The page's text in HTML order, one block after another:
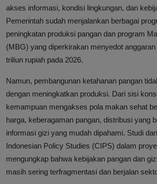
akses informasi, kondisi lingkungan, dan
Pemerintah sudah menjalankan berbagai
peningkatan produksi pangan dan program
(MBG) yang diperkirakan menyedot
triliun rupiah pada 2026.
Namun, pembangunan ketahanan pangan
dengan meningkatkan produksi. Dari sisi
kemampuan mengakses pola makan sehat
harga, keberagaman pangan, distribusi yang
informasi gizi yang mudah dipahami. Studi
Indonesian Policy Studies (CIPS) dalam
mengungkap bahwa kebijakan pangan dan
masih sering terfragmentasi dan berjalan